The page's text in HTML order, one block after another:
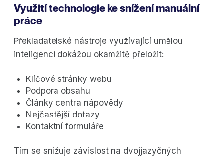
Využití technologie ke snížení manuální
práce
Překladatelské nástroje využívající umělou
inteligenci dokážou okamžitě přeložit:
Klíčové stránky webu
Podpora obsahu
Články centra nápovědy
Nejčastější dotazy
Kontaktní formuláře
Tím se snižuje závislost na dvojjazyčných